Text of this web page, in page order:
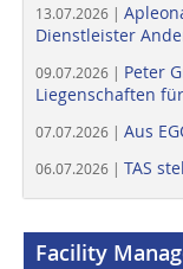
13.07.2026 |
Dienstleister
09.07.2026 | Peter
Liegenschaften
07.07.2026 | Aus
06.07.2026 | TAS
Facility